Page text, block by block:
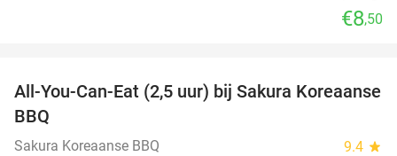
€8,50
19%
All-You-Can-Eat (2,5 uur) bij Sakura Koreaanse
BBQ
Sakura Koreaanse BBQ 9.4 star